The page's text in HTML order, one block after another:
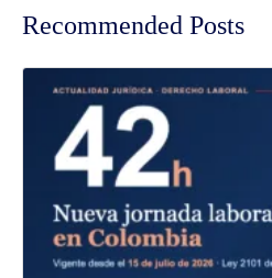
Recommended Posts